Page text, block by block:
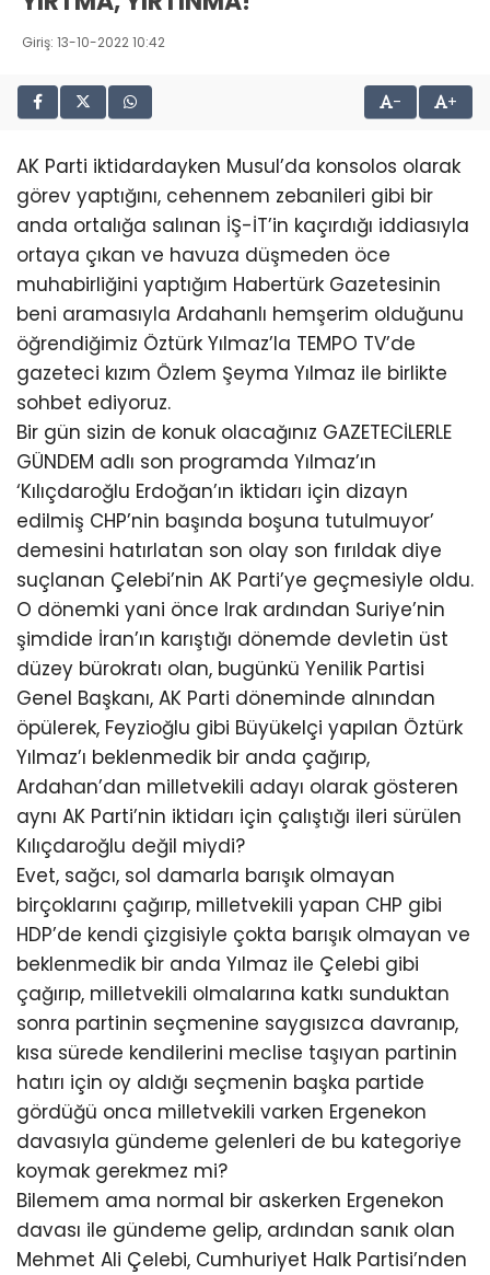
Giriş: 13-10-2022 10:42
- +
AK Parti iktidardayken Musul’da konsolos olarak
görev yaptığını, cehennem zebanileri gibi bir
anda ortalığa salınan İŞ-İT’in kaçırdığı iddiasıyla
ortaya çıkan ve havuza düşmeden öce
muhabirliğini yaptığım Habertürk Gazetesinin
beni aramasıyla Ardahanlı hemşerim olduğunu
öğrendiğimiz Öztürk Yılmaz’la TEMPO TV’de
gazeteci kızım Özlem Şeyma Yılmaz ile birlikte
sohbet ediyoruz.
Bir gün sizin de konuk olacağınız GAZETECİLERLE
GÜNDEM adlı son programda Yılmaz’ın
‘Kılıçdaroğlu Erdoğan’ın iktidarı için dizayn
edilmiş CHP’nin başında boşuna tutulmuyor’
demesini hatırlatan son olay son fırıldak diye
suçlanan Çelebi’nin AK Parti’ye geçmesiyle oldu.
O dönemki yani önce Irak ardından Suriye’nin
şimdide İran’ın karıştığı dönemde devletin üst
düzey bürokratı olan, bugünkü Yenilik Partisi
Genel Başkanı, AK Parti döneminde alnından
öpülerek, Feyzioğlu gibi Büyükelçi yapılan Öztürk
Yılmaz’ı beklenmedik bir anda çağırıp,
Ardahan’dan milletvekili adayı olarak gösteren
aynı AK Parti’nin iktidarı için çalıştığı ileri sürülen
Kılıçdaroğlu değil miydi?
Evet, sağcı, sol damarla barışık olmayan
birçoklarını çağırıp, milletvekili yapan CHP gibi
HDP’de kendi çizgisiyle çokta barışık olmayan ve
beklenmedik bir anda Yılmaz ile Çelebi gibi
çağırıp, milletvekili olmalarına katkı sunduktan
sonra partinin seçmenine saygısızca davranıp,
kısa sürede kendilerini meclise taşıyan partinin
hatırı için oy aldığı seçmenin başka partide
gördüğü onca milletvekili varken Ergenekon
davasıyla gündeme gelenleri de bu kategoriye
koymak gerekmez mi?
Bilemem ama normal bir askerken Ergenekon
davası ile gündeme gelip, ardından sanık olan
Mehmet Ali Çelebi, Cumhuriyet Halk Partisi’nden